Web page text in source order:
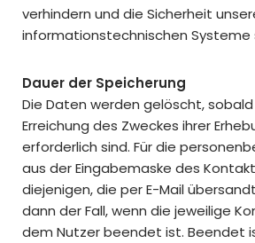
verhindern und die Sicherheit
informationstechnischen Systeme
Dauer der Speicherung
Die Daten werden gelöscht,
Erreichung des Zweckes ihrer
erforderlich sind. Für die
aus der Eingabemaske des
diejenigen, die per E-Mail
dann der Fall, wenn die jeweilige
dem Nutzer beendet ist. Beendet